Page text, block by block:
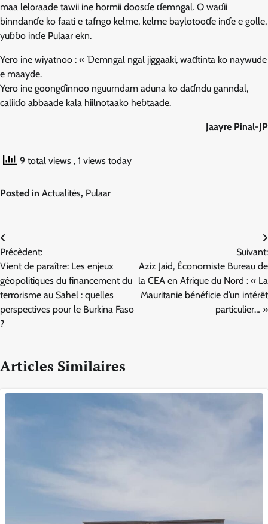
maa leloraade tawii ine hormii doosɗe ɗemngal. O waɗii
binndanɗe ko faati e tafngo kelme, kelme baylotooɗe inɗe e golle,
yuɓɓo inɗe Pulaar ekn.
Yero ine wiyatnoo : « Ɗemngal ngal jiggaaki, waɗtinta ko naywude
e maayde.
Yero ine goongɗinnoo nguurndam aduna ko daɗndu ganndal,
caliiɗo abbaade kala hiilnotaako heɓtaade.
Jaayre Pinal-JP
9 total views , 1 views today
Posted in Actualités, Pulaar
Navigation
de
l’article
Précèdent:
Vient de paraître: Les enjeux
géopolitiques du financement du
terrorisme au Sahel : quelles
perspectives pour le Burkina Faso
?
Suivant:
Aziz Jaid, Économiste Bureau de
la CEA en Afrique du Nord : « La
Mauritanie bénéficie d’un intérêt
particulier… »
Articles Similaires